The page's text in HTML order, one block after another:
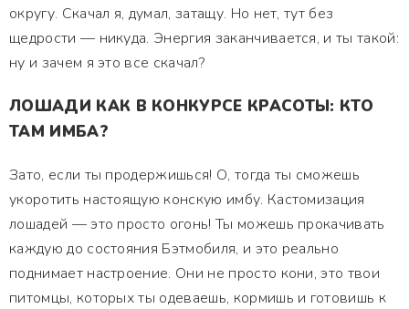
округу. Скачал я, думал, затащу. Но нет, тут без
щедрости — никуда. Энергия заканчивается, и ты такой:
ну и зачем я это все скачал?
ЛОШАДИ КАК В КОНКУРСЕ КРАСОТЫ: КТО
ТАМ ИМБА?
Зато, если ты продержишься! О, тогда ты сможешь
укоротить настоящую конскую имбу. Кастомизация
лошадей — это просто огонь! Ты можешь прокачивать
каждую до состояния Бэтмобиля, и это реально
поднимает настроение. Они не просто кони, это твои
питомцы, которых ты одеваешь, кормишь и готовишь к